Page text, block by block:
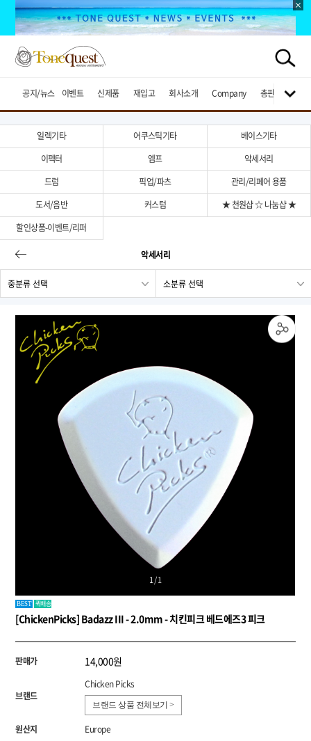
공지/뉴스 이벤트 신제품 재입고 회사소개 Company 총판브랜드
일렉기타 어쿠스틱기타
베이스기타
이펙터
엠프
악세서리
드럼
픽업/파츠
관리/리페어 용품
도서/음반
커스텀
★ 천원샵 ☆ 나눔샵 ★
할인상품-이벤트/리퍼
악세서리
1/1
BEST 퀵배송
[ChickenPicks] Badazz III - 2.0mm - 치킨피크 베드에즈3 피크
판매가 14,000원
브랜드
Chicken Picks
브랜드 상품 전체보기 >
원산지
Europe